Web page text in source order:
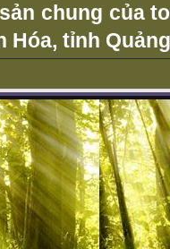
chung của
Hóa, tỉnh